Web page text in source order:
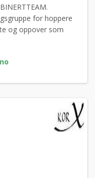
for hoppere
og oppover som
og variert